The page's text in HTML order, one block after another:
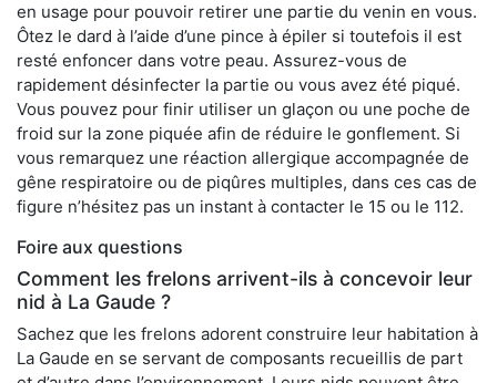
en usage pour pouvoir retirer une partie du venin en vous.
Ôtez le dard à l’aide d’une pince à épiler si toutefois il est
resté enfoncer dans votre peau. Assurez-vous de
rapidement désinfecter la partie ou vous avez été piqué.
Vous pouvez pour finir utiliser un glaçon ou une poche de
froid sur la zone piquée afin de réduire le gonflement. Si
vous remarquez une réaction allergique accompagnée de
gêne respiratoire ou de piqûres multiples, dans ces cas de
figure n’hésitez pas un instant à contacter le 15 ou le 112.
Foire aux questions
Comment les frelons arrivent-ils à concevoir leur
nid à La Gaude ?
Sachez que les frelons adorent construire leur habitation à
La Gaude en se servant de composants recueillis de part